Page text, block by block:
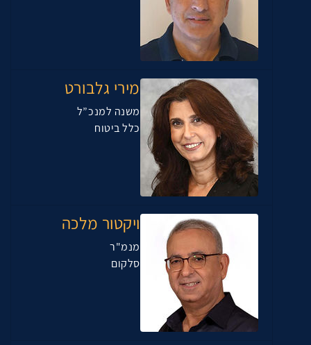
מירי גלבורט
משנה למנכ”ל
כלל ביטוח
ויקטור מלכה
מנמ"ר
סלקום